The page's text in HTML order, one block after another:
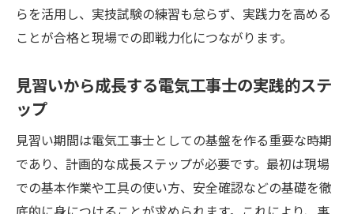
らを活用し、実技試験の練習も怠らず、実践力を高める
ことが合格と現場での即戦力化につながります。
見習いから成長する電気工事士の実践的ステ
ップ
見習い期間は電気工事士としての基盤を作る重要な時期
であり、計画的な成長ステップが必要です。最初は現場
での基本作業や工具の使い方、安全確認などの基礎を徹